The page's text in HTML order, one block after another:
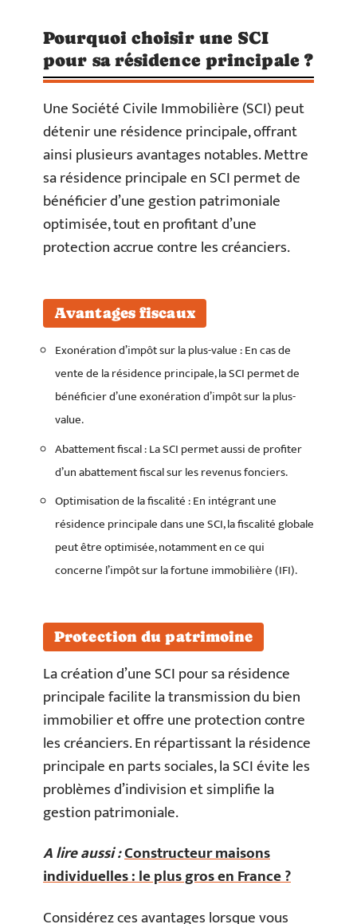
Pourquoi choisir une SCI
pour sa résidence principale ?
Une Société Civile Immobilière (SCI) peut
détenir une résidence principale, offrant
ainsi plusieurs avantages notables. Mettre
sa résidence principale en SCI permet de
bénéficier d’une gestion patrimoniale
optimisée, tout en profitant d’une
protection accrue contre les créanciers.
Avantages fiscaux
Exonération d’impôt sur la plus-value : En cas de
vente de la résidence principale, la SCI permet de
bénéficier d’une exonération d’impôt sur la plus-
value.
Abattement fiscal : La SCI permet aussi de profiter
d’un abattement fiscal sur les revenus fonciers.
Optimisation de la fiscalité : En intégrant une
résidence principale dans une SCI, la fiscalité globale
peut être optimisée, notamment en ce qui
concerne l’impôt sur la fortune immobilière (IFI).
Protection du patrimoine
La création d’une SCI pour sa résidence
principale facilite la transmission du bien
immobilier et offre une protection contre
les créanciers. En répartissant la résidence
principale en parts sociales, la SCI évite les
problèmes d’indivision et simplifie la
gestion patrimoniale.
A lire aussi :Constructeur maisons
individuelles : le plus gros en France ?
Considérez ces avantages lorsque vous